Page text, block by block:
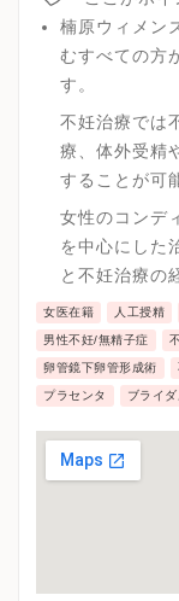
楠原ウィメン
むすべての方
す。
不妊治療では
療、体外受精
することが可
る環境を整え
女性のコンデ
を中心にした
と不妊治療の
更年期障害な
い治療が可能
可能です。
女医在籍 人工授精
男性不妊/無精子症
卵管鏡下卵管形成術
プラセンタ ブライ